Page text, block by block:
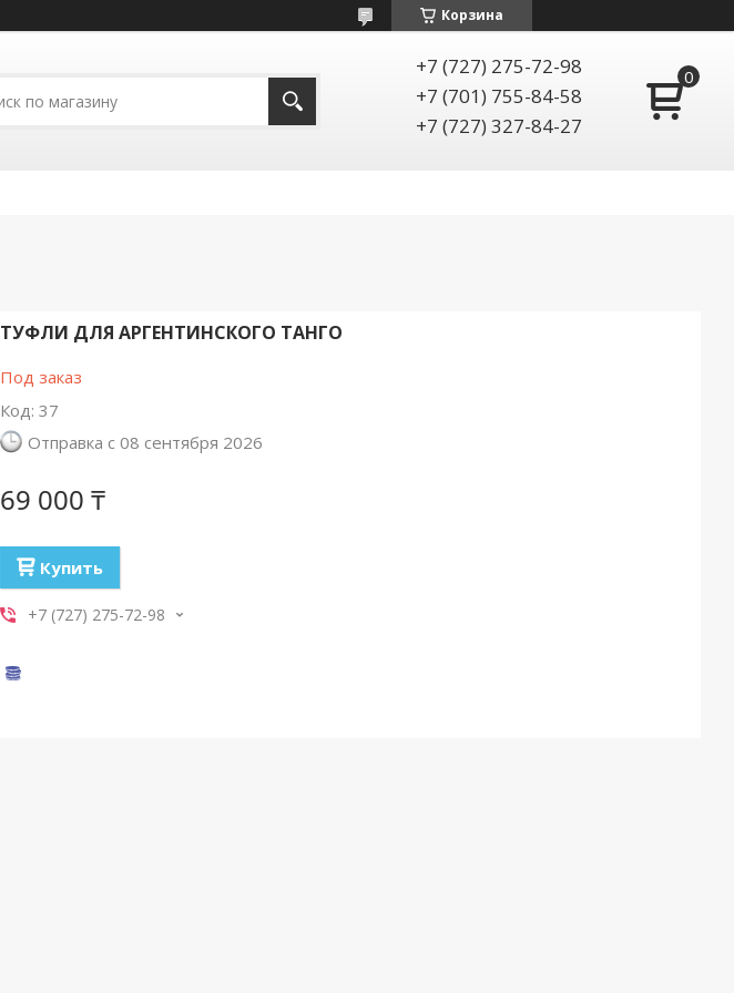
Корзина
+7 (727) 275-72-98
+7 (701) 755-84-58
+7 (727) 327-84-27
ТУФЛИ ДЛЯ АРГЕНТИНСКОГО ТАНГО
Под заказ
Код: 37
Отправка с 08 сентября 2026
69 000 ₸
Купить
+7 (727) 275-72-98